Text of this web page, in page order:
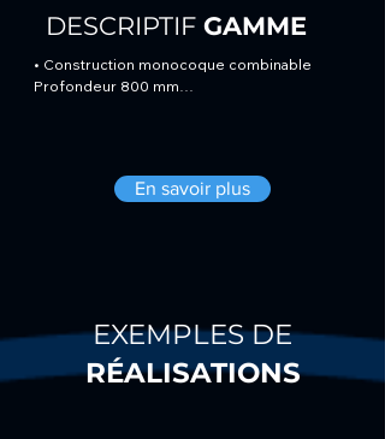
DESCRIPTIF GAMME
• Construction monocoque combinable
Profondeur 800 mm
• Dessus inox isolé de série
• Version avec plan de travail inox 18-10 unique,
• Plancher sans seuil
• Aménagement intérieur démontable sans
• Glissières type "U" réglables avec
En savoir plus
EXEMPLES DE
RÉALISATIONS